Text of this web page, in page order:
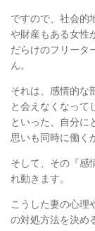
ですので、社会的
や財産もある女性
だらけのフリータ
ん。
それは、感情的な
と会えなくなって
といった、
自分に
思いも同時に働く
そして、その『感
れ動きます。
こうした妻の心理
の対処方法を決め